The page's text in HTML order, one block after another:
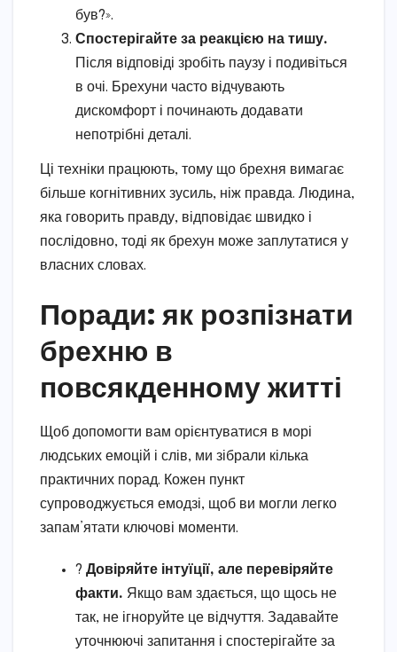
був?».
Спостерігайте за реакцією на тишу.
Після відповіді зробіть паузу і подивіться
в очі. Брехуни часто відчувають
дискомфорт і починають додавати
непотрібні деталі.
Ці техніки працюють, тому що брехня вимагає
більше когнітивних зусиль, ніж правда. Людина,
яка говорить правду, відповідає швидко і
послідовно, тоді як брехун може заплутатися у
власних словах.
Поради: як розпізнати
брехню в
повсякденному житті
Щоб допомогти вам орієнтуватися в морі
людських емоцій і слів, ми зібрали кілька
практичних порад. Кожен пункт
супроводжується емодзі, щоб ви могли легко
запам’ятати ключові моменти.
? Довіряйте інтуїції, але перевіряйте
факти. Якщо вам здається, що щось не
так, не ігноруйте це відчуття. Задавайте
уточнюючі запитання і спостерігайте за